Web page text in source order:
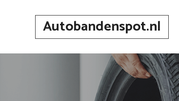
Autobandenspot.nl